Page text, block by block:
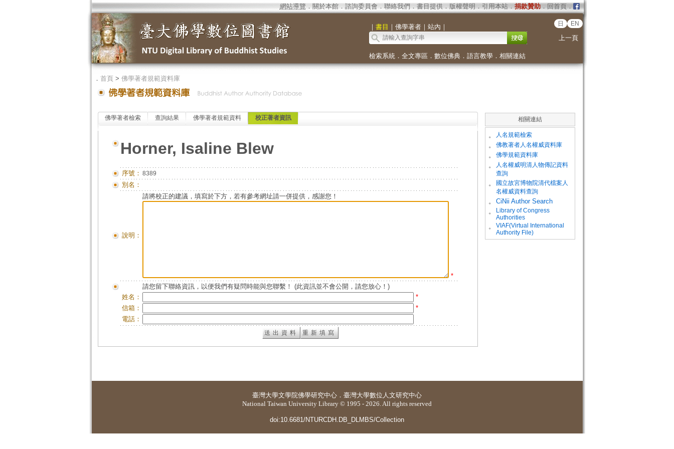
網站導覽 ． 關於本館． 諮詢委員會． 聯絡我們 ． 書目提供． 版權聲明 ． 引用本站． 捐款贊助．回首頁．
｜ 書目 ｜ 佛學著者｜ 站內 ｜ 日 EN
上一頁
檢索系統． 全文專區 ． 數位佛典． 語言教學． 相關連結
． 首頁> 佛學著者規範資料庫
佛學著者檢索 查詢結果 佛學著者規範資料 校正著者資訊
Horner, Isaline Blew
序號： 8389
別名：
說明：
請將校正的建議，填寫於下方，若有參考網址請一併提供，感謝您！
*
請您留下聯絡資訊，以便我們有疑問時能與您聯繫！ (此資訊並不會公開，請您放心！)
姓名：
*
信箱：
*
電話：
相關連結
。 人名規範檢索
。 佛教著者人名權威資料庫
。 佛學規範資料庫
。
人名權威明清人物傳記資料
查詢
。
國立故宮博物院清代檔案人
名權威資料查詢
。
CiNii Author Search
。
Library of Congress
Authorities
。
VIAF(Virtual International
Authority File)
臺灣大學文學院佛學研究中心 ． 臺灣大學數位人文研究中心
National Taiwan University Library © 1995 - 2026. All rights reserved
doi:10.6681/NTURCDH.DB_DLMBS/Collection